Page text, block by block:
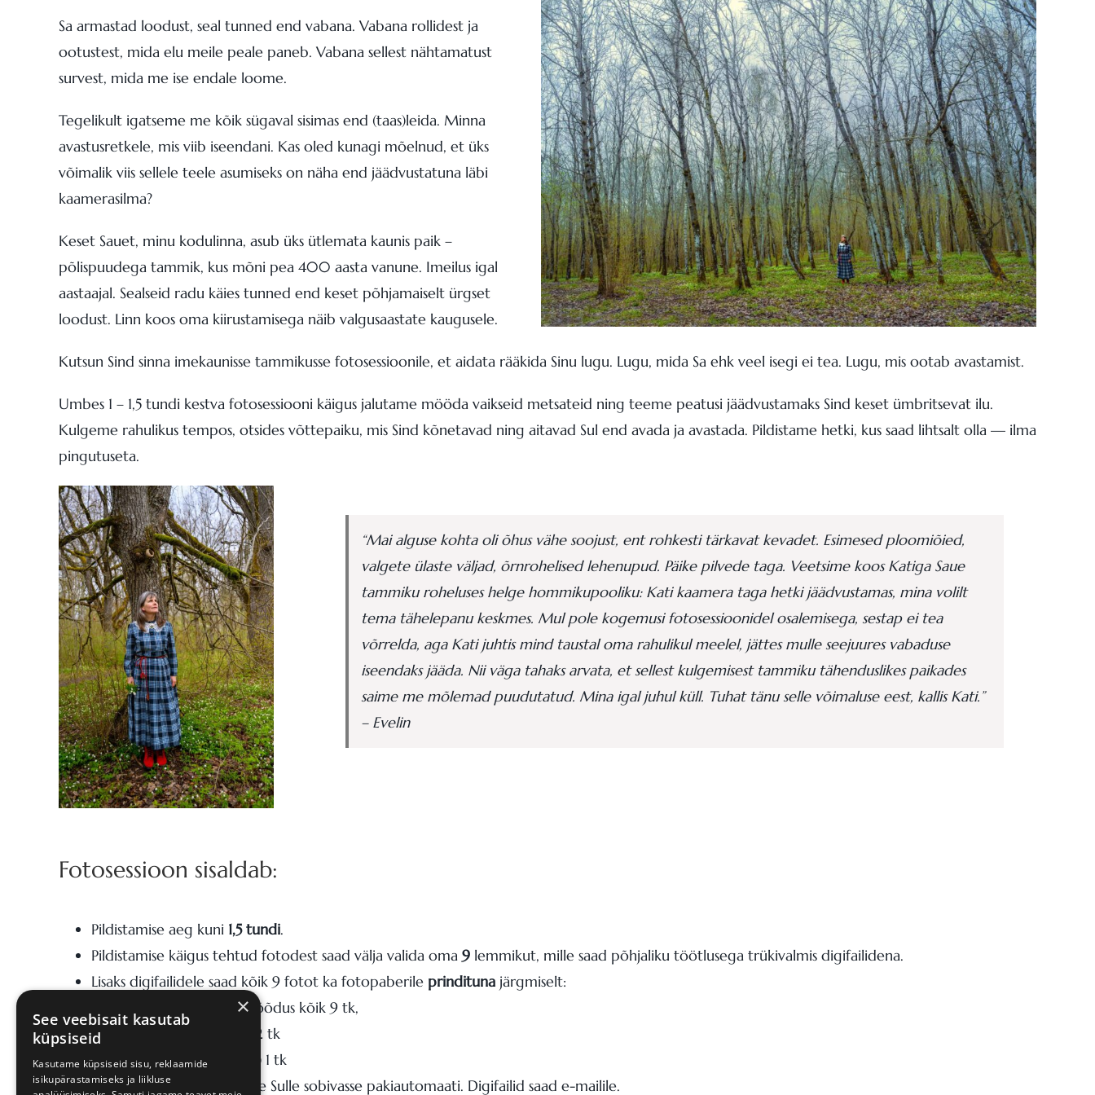
Sa armastad loodust, seal tunned end vabana. Vabana rollidest ja
ootustest, mida elu meile peale paneb. Vabana sellest nähtamatust
survest, mida me ise endale loome.
Tegelikult igatseme me kõik sügaval sisimas end (taas)leida. Minna
avastusretkele, mis viib iseendani. Kas oled kunagi mõelnud, et üks
võimalik viis sellele teele asumiseks on näha end jäädvustatuna läbi
kaamerasilma?
Keset Sauet, minu kodulinna, asub üks ütlemata kaunis paik –
põlispuudega tammik, kus mõni pea 400 aasta vanune. Imeilus igal
aastaajal. Sealseid radu käies tunned end keset põhjamaiselt ürgset
loodust. Linn koos oma kiirustamisega näib valgusaastate kaugusele.
Kutsun Sind sinna imekaunisse tammikusse fotosessioonile, et aidata rääkida Sinu lugu. Lugu, mida Sa ehk veel isegi ei tea. Lugu, mis ootab avastamist.
Umbes 1 – 1,5 tundi kestva fotosessiooni käigus jalutame mööda vaikseid metsateid ning teeme peatusi jäädvustamaks Sind keset ümbritsevat ilu.
Kulgeme rahulikus tempos, otsides võttepaiku, mis Sind kõnetavad ning aitavad Sul end avada ja avastada. Pildistame hetki, kus saad lihtsalt olla — ilma
pingutuseta.
“Mai alguse kohta oli õhus vähe soojust, ent rohkesti tärkavat kevadet. Esimesed ploomiõied,
valgete ülaste väljad, õrnrohelised lehenupud. Päike pilvede taga. Veetsime koos Katiga Saue
tammiku roheluses helge hommikupooliku: Kati kaamera taga hetki jäädvustamas, mina volilt
tema tähelepanu keskmes. Mul pole kogemusi fotosessioonidel osalemisega, sestap ei tea
võrrelda, aga Kati juhtis mind taustal oma rahulikul meelel, jättes mulle seejuures vabaduse
iseendaks jääda. Nii väga tahaks arvata, et sellest kulgemisest tammiku tähenduslikes paikades
saime me mõlemad puudutatud. Mina igal juhul küll. Tuhat tänu selle võimaluse eest, kallis Kati.”
– Evelin
Fotosessioon sisaldab:
Pildistamise aeg kuni 1,5 tundi.
Pildistamise käigus tehtud fotodest saad välja valida oma 9lemmikut, mille saad põhjaliku töötlusega trükivalmis digifailidena.
Lisaks digifailidele saad kõik 9 fotot ka fotopaberile prinditunajärgmiselt:
– klassikalises 10×15 cm mõõdus kõik 9 tk,
– mõõdus A5 (15 x 21 cm) 2 tk
– mõõdus A4 (21 x 30 cm) 1 tk
Prinditud fotod saadetakse Sulle sobivasse pakiautomaati. Digifailid saad e-mailile.
×
See veebisait kasutab
küpsiseid
Kasutame küpsiseid sisu, reklaamide
isikupärastamiseks ja liikluse